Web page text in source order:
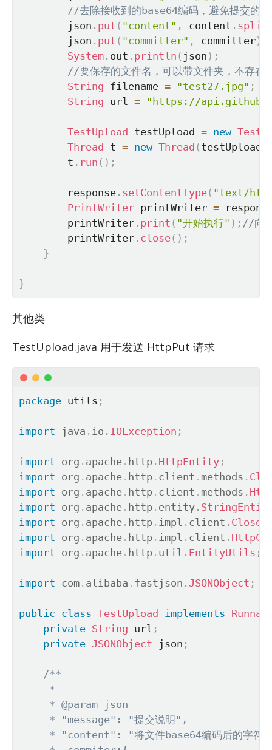
//去除接收到的base64编码，避免提交的
        json
. put ( "content" , content . split
        json
. put ( "committer" , committer)
System . out . println ( json ) ;
//要保存的文件名，可以带文件夹，不存
String filename = "test27.jpg" ;
String url = "https://
TestUpload testUpload = new
Thread
t = new Thread ( testUpload
        t
. run ( ) ;
        response
. setContentType( "text/
PrintWriter printWriter =
        printWriter
. print ( "开始执行" ) ; //向
        printWriter
. close( ) ;
}
}
其他类
Tes­tU­pload.java 用于发送 Http­Put 请求
package utils ;
import java . io . IOException ;
import org . apache . http . HttpEntity ;
import org . apache . http . client . methods .
import org . apache . http . client . methods .
import org . apache . http . entity .
import org . apache . http . impl . client .
import org . apache . http . impl . client .
import org . apache . http . util . EntityUtils ;
import com . alibaba . fastjson . JSONObject ;
public class TestUpload implements
private String url ;
private JSONObject json ;
/**
     *
     * @param json
     * "message": "提交说明",
* "content": "将文件base64编码后的字符